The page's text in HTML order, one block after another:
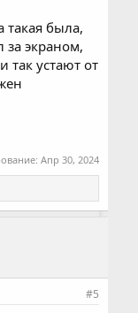
такая была,
за экраном,
так устают от
Апр 30, 2024
#5